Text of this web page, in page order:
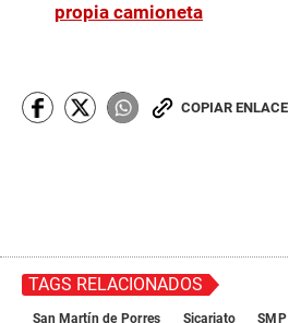
propia camioneta
COPIAR ENLACE
TAGS RELACIONADOS
San Martín de Porres Sicariato SMP